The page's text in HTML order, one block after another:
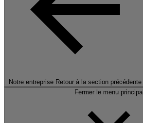
Notre entreprise Retour à la section précédente
Fermer le menu principal